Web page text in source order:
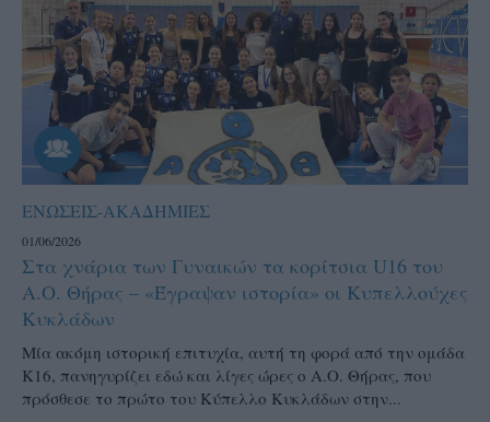
ΕΝΩΣΕΙΣ-ΑΚΑΔΗΜΙΕΣ
01/06/2026
Στα χνάρια των Γυναικών τα κορίτσια U16 του
Α.Ο. Θήρας – «Έγραψαν ιστορία» οι Κυπελλούχες
Κυκλάδων
Μία ακόμη ιστορική επιτυχία, αυτή τη φορά από την ομάδα
Κ16, πανηγυρίζει εδώ και λίγες ώρες ο Α.Ο. Θήρας, που
πρόσθεσε το πρώτο του Κύπελλο Κυκλάδων στην...